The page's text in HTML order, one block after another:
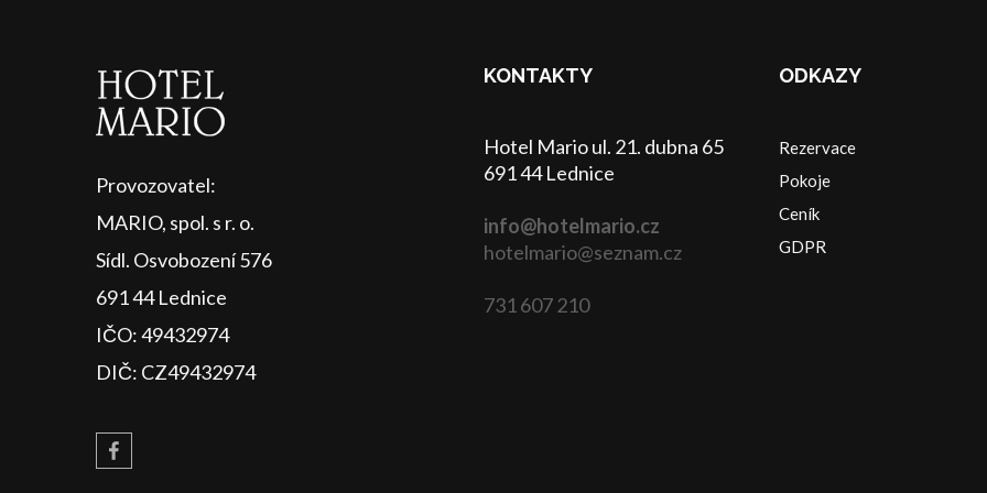
Provozovatel:
MARIO, spol. s r. o.
Sídl. Osvobození 576
691 44 Lednice
IČO: 49432974
DIČ: CZ49432974
KONTAKTY
Hotel Mario ul. 21. dubna 65
691 44 Lednice
info@hotelmario.cz
hotelmario@seznam.cz
731 607 210
ODKAZY
Rezervace
Pokoje
Ceník
GDPR